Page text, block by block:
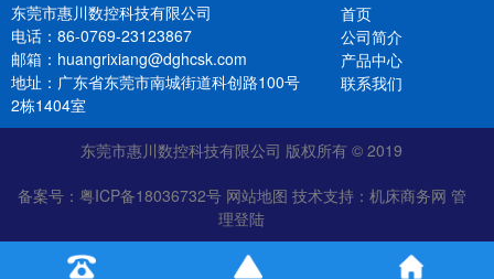
东莞市惠川数控科技有限公司
电话：86-0769-23123867
邮箱：huangrixiang@dghcsk.com
地址：广东省东莞市南城街道科创路100号
2栋1404室
首页
公司简介
产品中心
联系我们
东莞市惠川数控科技有限公司 版权所有 © 2019
备案号： 粤ICP备18036732号 网站地图 技术支持： 机床商务网 管
理登陆